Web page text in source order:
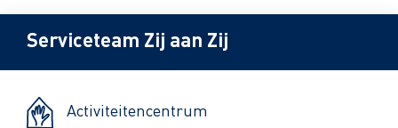
Serviceteam Zij aan Zij
Activiteitencentrum